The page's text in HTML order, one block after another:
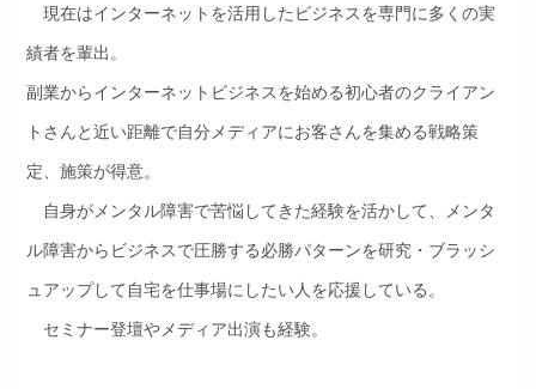
現在はインターネットを活用したビジネスを専門に多くの実
績者を輩出。
副業からインターネットビジネスを始める初心者のクライアン
トさんと近い距離で自分メディアにお客さんを集める戦略策
定、施策が得意。
自身がメンタル障害で苦悩してきた経験を活かして、メンタ
ル障害からビジネスで圧勝する必勝パターンを研究・ブラッシ
ュアップして自宅を仕事場にしたい人を応援している。
セミナー登壇やメディア出演も経験。